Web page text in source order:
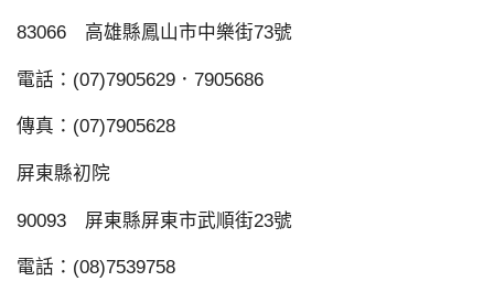
83066 高雄縣鳳山市中樂街73號
電話：(07)7905629．7905686
傳真：(07)7905628
屏東縣初院
90093 屏東縣屏東市武順街23號
電話：(08)7539758